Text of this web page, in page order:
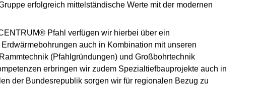
erfolgreich mittelständische Werte mit der modernen
Pfahl verfügen wir hierbei über ein
auch in Kombination mit unseren
(Pfahlgründungen) und Großbohrtechnik
erbringen wir zudem Spezialtiefbauprojekte auch in
der Bundesrepublik sorgen wir für regionalen Bezug zu